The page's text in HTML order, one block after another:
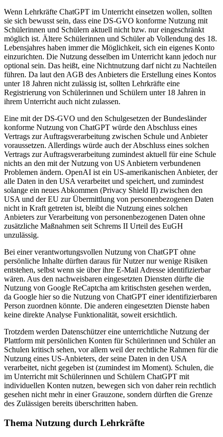
Wenn Lehrkräfte ChatGPT im Unterricht einsetzen wollen, sollten
sie sich bewusst sein, dass eine DS-GVO konforme Nutzung mit
Schülerinnen und Schülern aktuell nicht bzw. nur eingeschränkt
möglich ist. Ältere Schülerinnen und Schüler ab Vollendung des 18.
Lebensjahres haben immer die Möglichkeit, sich ein eigenes Konto
einzurichten. Die Nutzung desselben im Unterricht kann jedoch nur
optional sein. Das heißt, eine Nichtnutzung darf nicht zu Nachteilen
führen. Da laut den AGB des Anbieters die Erstellung eines Kontos
unter 18 Jahren nicht zulässig ist, sollten Lehrkräfte eine
Registrierung von Schülerinnen und Schülern unter 18 Jahren in
ihrem Unterricht auch nicht zulassen.
Eine mit der DS-GVO und den Schulgesetzen der Bundesländer
konforme Nutzung von ChatGPT würde den Abschluss eines
Vertrags zur Auftragsverarbeitung zwischen Schule und Anbieter
voraussetzen. Allerdings würde auch der Abschluss eines solchen
Vertrags zur Auftragsverarbeitung zumindest aktuell für eine Schule
nichts an den mit der Nutzung von US Anbietern verbundenen
Problemen ändern. OpenAI ist ein US-amerikanischen Anbieter, der
alle Daten in den USA verarbeitet und speichert, und zumindest
solange ein neues Abkommen (Privacy Shield II) zwischen den
USA und der EU zur Übermittlung von personenbezogenen Daten
nicht in Kraft getreten ist, bleibt die Nutzung eines solchen
Anbieters zur Verarbeitung von personenbezogenen Daten ohne
zusätzliche Maßnahmen seit Schrems II Urteil des EuGH
unzulässig.
Bei einer verantwortungsvollen Nutzung von ChatGPT ohne
persönliche Inhalte dürften daraus für Nutzer nur wenige Risiken
entstehen, selbst wenn sie über ihre E-Mail Adresse identifizierbar
wären. Aus den nachweisbaren eingesetzten Diensten dürfte die
Nutzung von Google ReCaptcha am kritischsten gesehen werden,
da Google hier so die Nutzung von ChatGPT einer identifizierbaren
Person zuordnen könnte. Die anderen eingesetzten Dienste haben
keine direkte Analyse Funktionalität, soweit ersichtlich.
Trotzdem werden Datenschützer eine unterrichtliche Nutzung der
Plattform mit persönlichen Konten für Schülerinnen und Schüler an
Schulen kritisch sehen, vor allem weil der rechtliche Rahmen für die
Nutzung eines US-Anbieters, der seine Daten in den USA
verarbeitet, nicht gegeben ist (zumindest im Moment). Schulen, die
im Unterricht mit Schülerinnen und Schülern ChatGPT mit
individuellen Konten nutzen, bewegen sich von daher rein rechtlich
gesehen nicht mehr in einer Grauzone, sondern dürften die Grenze
des Zulässigen bereits überschritten haben.
Thema Nutzung durch Lehrkräfte